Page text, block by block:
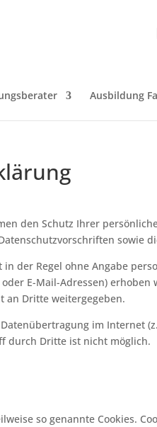
Ausbildung
den Schutz Ihrer
sowie
der Regel ohne Angabe
E-Mail-Adressen)
an Dritte weitergegeben.
im Internet
durch Dritte ist nicht möglich.
so genannte Cookies.